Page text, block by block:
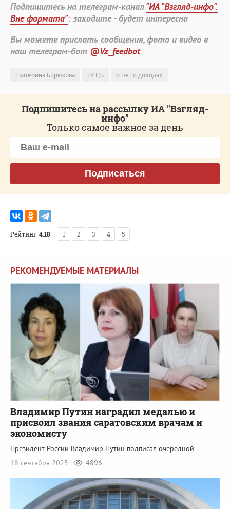
Подпишитесь на телеграм-канал"ИА "Взгляд-инфо".
Вне формата": заходите - будет интересно
Вы можете прислать сообщения, фото и видео в
наш телеграм-бот @Vz_feedbot
Екатерина Бирюкова ГУ ЦБ отчет о доходах
Подпишитесь на рассылку ИА "Взгляд-
инфо"
Только самое важное за день
Подписаться
Рейтинг:4.18 1 2 3 4 5
РЕКОМЕНДУЕМЫЕ МАТЕРИАЛЫ
Владимир Путин наградил медалью и
присвоил звания саратовским врачам и
экономисту
Президент России Владимир Путин подписал очередной
18 сентября 2025
4896